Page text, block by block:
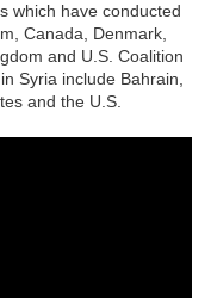
which have conducted
Canada, Denmark,
and U.S. Coalition
Syria include Bahrain,
and the U.S.